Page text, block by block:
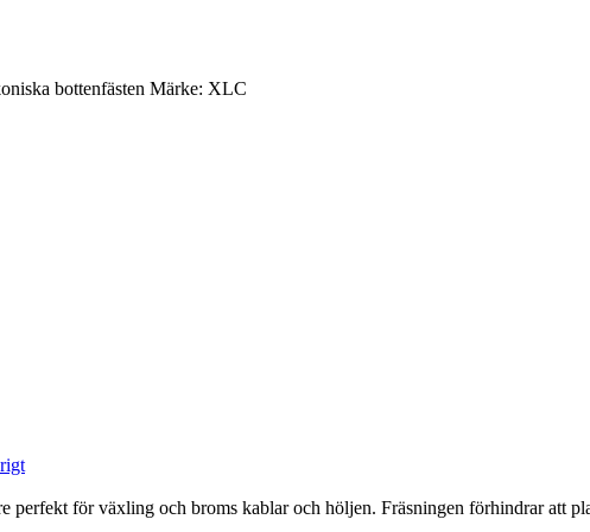
bottenfästen Märke: XLC
för växling och broms kablar och höljen. Fräsningen förhindrar att